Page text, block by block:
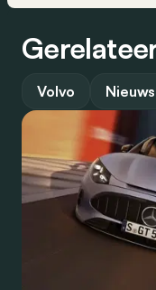
Volvo Nieuws